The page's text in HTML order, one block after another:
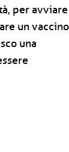
per avviare
un
una